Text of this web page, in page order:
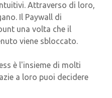
Attraverso di loro,
Il Paywall di
una volta che il
viene sbloccato.
è l'insieme di molti
a loro puoi decidere